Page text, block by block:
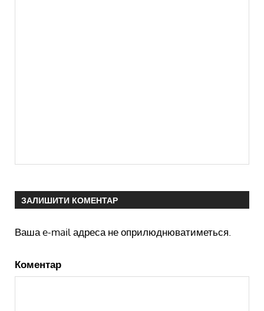
ЗАЛИШИТИ КОМЕНТАР
Ваша e-mail адреса не оприлюднюватиметься.
Коментар